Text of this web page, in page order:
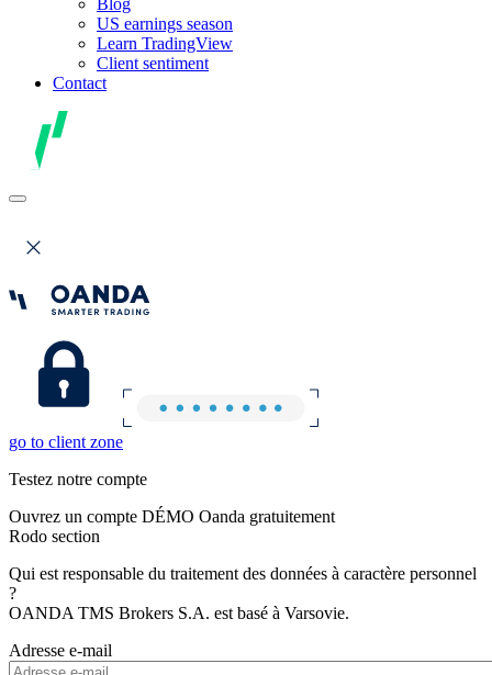
US earnings season
Learn TradingView
Client sentiment
Contact
go to client zone
Testez notre compte
Ouvrez un compte DÉMO Oanda gratuitement
Rodo section
Qui est responsable du traitement des données à caractère personnel
?
OANDA TMS Brokers S.A. est basé à Varsovie.
Adresse e-mail